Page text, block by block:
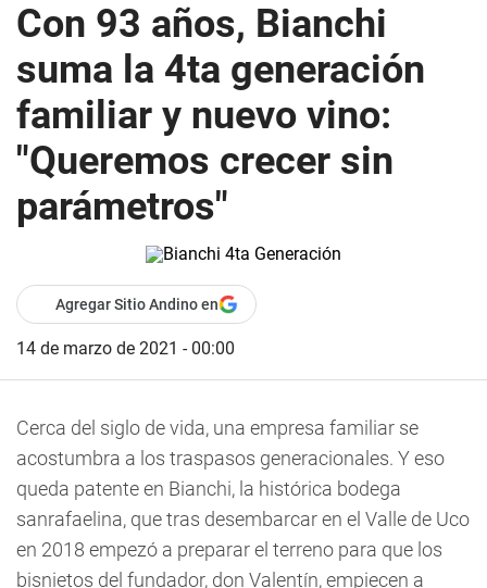
Con 93 años, Bianchi
suma la 4ta generación
familiar y nuevo vino:
"Queremos crecer sin
parámetros"
Agregar Sitio Andino en
14 de marzo de 2021 - 00:00
Cerca del siglo de vida, una empresa familiar se
acostumbra a los traspasos generacionales. Y eso
queda patente en Bianchi, la histórica bodega
sanrafaelina, que tras desembarcar en el Valle de Uco
en 2018 empezó a preparar el terreno para que los
bisnietos del fundador, don Valentín, empiecen a